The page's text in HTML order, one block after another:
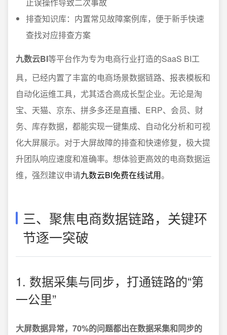
止误操作导致二次事故
排查知识库：内置常见故障案例库，便于新手快速
查找对应排查方案
九数云BI等平台作为专为电商行业打造的SaaS BI工
具，已经内置了丰富的电商场景数据链路、报表模板和
自动化运维工具，尤其适合高成长型企业。无论是淘
宝、天猫、京东、拼多多还是直播、ERP、会员、财
务、库存数据，都能实现一键集成、自动化分析和可视
化大屏展示。对于大屏故障的排查和快速修复，极大提
升团队响应速度和准确率。想体验更高效的电商数据运
维，强烈建议申请九数云BI免费在线试用。
三、聚焦电商数据链路，关键环
节逐一突破
1. 数据采集与同步，打通链路的“第
一公里”
大屏数据异常，70%的问题都出在数据采集和同步的